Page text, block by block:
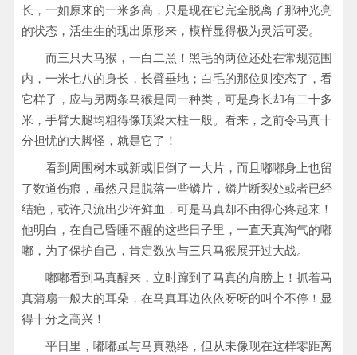
长，一如原来的一米多高，只是现在它完全脱离了那种光亮
的状态，活生生的现出原形来，模样显得极为灵活可爱。
而三只大马猴，一白二黑！黑毛的两位还处在常规范围
内，一米七八的身长，长臂垂地；白毛的那位则变态了，看
它样子，应与另两条马猴是同一种类，可是身长却有二十多
米，手臂大腿均粗得像顶梁大柱一般。看来，之前令马真十
分担忧的大脚怪，就是它了！
看到周围树木或新或旧倒了一大片，而且嘟嘟身上也留
了数道伤痕，虽然只是脱落一些鳞片，鳞片断裂处或者已经
结疤，或许只流出少许鲜血，可是马真却不由得心疼起来！
他明白，在自己昏睡不醒的这些日子里，一直天真淘气的嘟
嘟，为了保护自己，肯定数次与三只马猴展开过大战。
嘟嘟看到马真醒来，立时蹿到了马真的肩膀上！抓着马
真蒲扇一般大的耳朵，在马真耳边依依呀呀的叫个不停！显
得十分之高兴！
平日里，嘟嘟虽与马真熟络，但从未像现在这样零距离